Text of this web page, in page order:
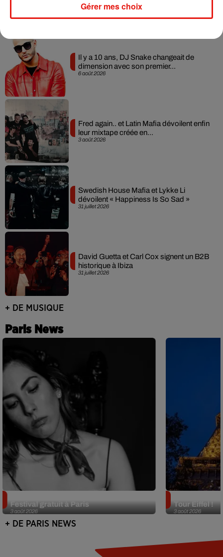
7 août 2026
6 août 2026
Il y a 10 ans, DJ Snake changeait de
dimension avec son premier...
3 août 2026
Fred again.. et Latin Mafia dévoilent enfin
leur mixtape créée en...
31 juillet 2026
Swedish House Mafia et Lykke Li
dévoilent « Happiness Is So Sad »
31 juillet 2026
David Guetta et Carl Cox signent un B2B
historique à Ibiza
+ DE MUSIQUE
Paris News
3 août 2026
Festival gratuit à Paris
3 août 2026
Tour Eiffel !
+ DE PARIS NEWS
Gérer mes choix